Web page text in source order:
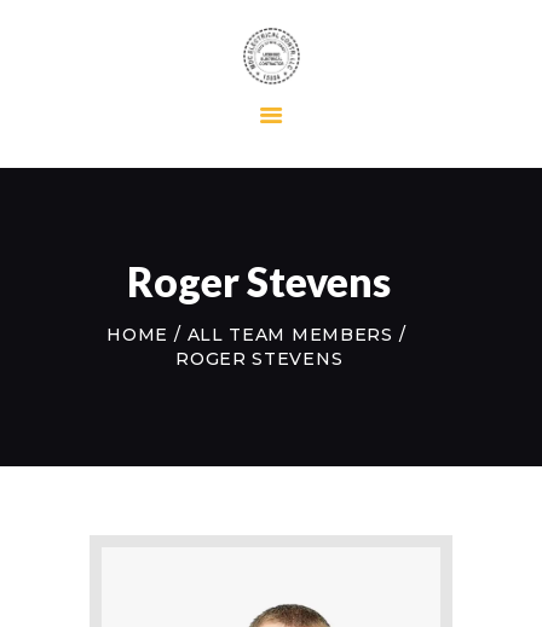
Roger Stevens
HOME
ALL TEAM MEMBERS
ROGER STEVENS
MAINTENANCE
ABOUT US
CONTACT US